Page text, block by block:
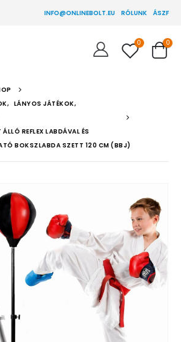
INFO@ONLINEBOLT.EU RÓLUNK ÁSZF
0 0
, LÁNYOS JÁTÉKOK,
REFLEX LABDÁVAL ÉS
BOKSZLABDA SZETT 120 CM (BBJ)